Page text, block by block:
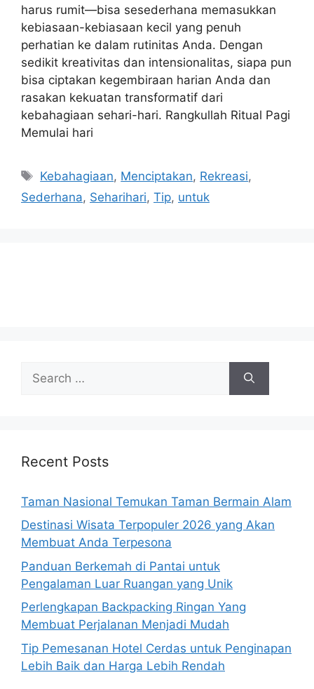
harus rumit—bisa sesederhana memasukkan
kebiasaan-kebiasaan kecil yang penuh
perhatian ke dalam rutinitas Anda. Dengan
sedikit kreativitas dan intensionalitas, siapa pun
bisa ciptakan kegembiraan harian Anda dan
rasakan kekuatan transformatif dari
kebahagiaan sehari-hari. Rangkullah Ritual Pagi
Memulai hari
Tags
Kebahagiaan, Menciptakan, Rekreasi,
Sederhana, Seharihari, Tip, untuk
for:
Recent Posts
Taman Nasional Temukan Taman Bermain Alam
Destinasi Wisata Terpopuler 2026 yang Akan
Membuat Anda Terpesona
Panduan Berkemah di Pantai untuk
Pengalaman Luar Ruangan yang Unik
Perlengkapan Backpacking Ringan Yang
Membuat Perjalanan Menjadi Mudah
Tip Pemesanan Hotel Cerdas untuk Penginapan
Lebih Baik dan Harga Lebih Rendah